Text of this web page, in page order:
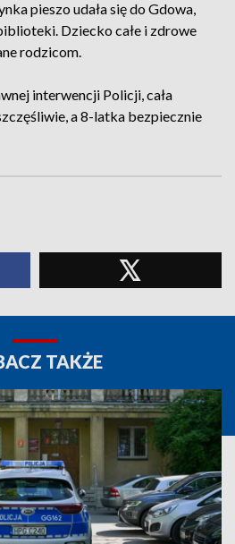
pieszo udała się do Gdowa,
Dziecko całe i zdrowe
rodzicom.
interwencji Policji, cała
a 8-latka bezpiecznie
TAKŻE